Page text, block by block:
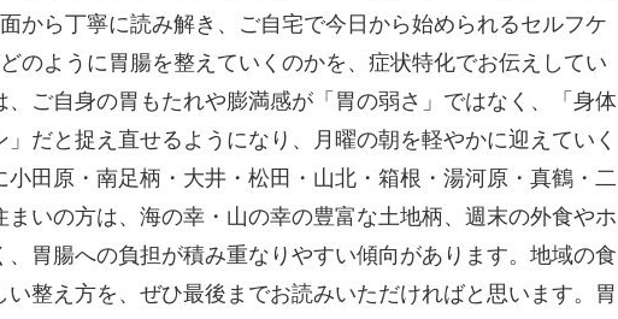
から丁寧に読み解き、ご自宅で今日から始められるセルフケ
のように胃腸を整えていくのかを、症状特化でお伝えしてい
ご自身の胃もたれや膨満感が「胃の弱さ」ではなく、「身体
だと捉え直せるようになり、月曜の朝を軽やかに迎えていく
田原・南足柄・大井・松田・山北・箱根・湯河原・真鶴・二
いの方は、海の幸・山の幸の豊富な土地柄、週末の外食やホ
胃腸への負担が積み重なりやすい傾向があります。地域の食
整え方を、ぜひ最後までお読みいただければと思います。胃